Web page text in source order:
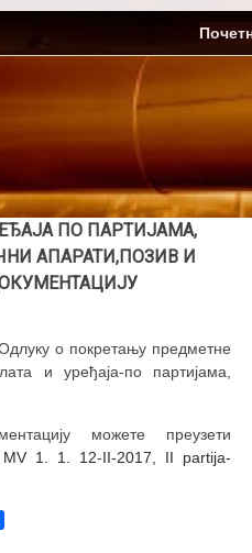
ПО ПАРТИЈАМА,
АПАРАТИ,ПОЗИВ И
о покретању предметне
и уређаја-по партијама,
можете преузети
1. 1. 12-II-2017, II partija-